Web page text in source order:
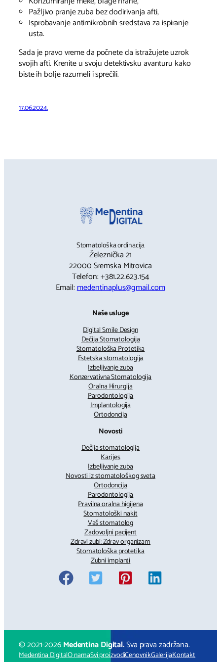
Pažljivo pranje zuba bez dodirivanja afti,
Isprobavanje antimikrobnih sredstava za ispiranje
usta.
Sada je pravo vreme da počnete da istražujete uzrok
svojih afti. Krenite u svoju detektivsku avanturu kako
biste ih bolje razumeli i sprečili.
17.06.2024.
Stomatološka ordinacija
Železnička 21
22000 Sremska Mitrovica
Telefon: +381.22.623.154
Email:medentinaplus@gmail.com
Naše usluge
Digital Smile Design
Dečija Stomatologija
Stomatološka Protetika
Estetska stomatologija
Izbeljivanje zuba
Konzervativna Stomatologija
Oralna Hirurgija
Parodontologija
Implantologija
Ortodoncija
Novosti
Dečija stomatologija
Karijes
Izbeljivanje zuba
Novosti iz stomatološkog sveta
Ortodoncija
Parodontologija
Pravilna oralna higijena
Stomatološki nakit
Vaš stomatolog
Zadovoljni pacijent
Zdravi zubi: Zdrav organizam
Stomatološka protetika
Zubni implanti
© 2021-2026Medentina Digital.Sva prava zadržana.
Medentina DigitalO namaSvi proizvodiCenovnikGalerijaKontakt